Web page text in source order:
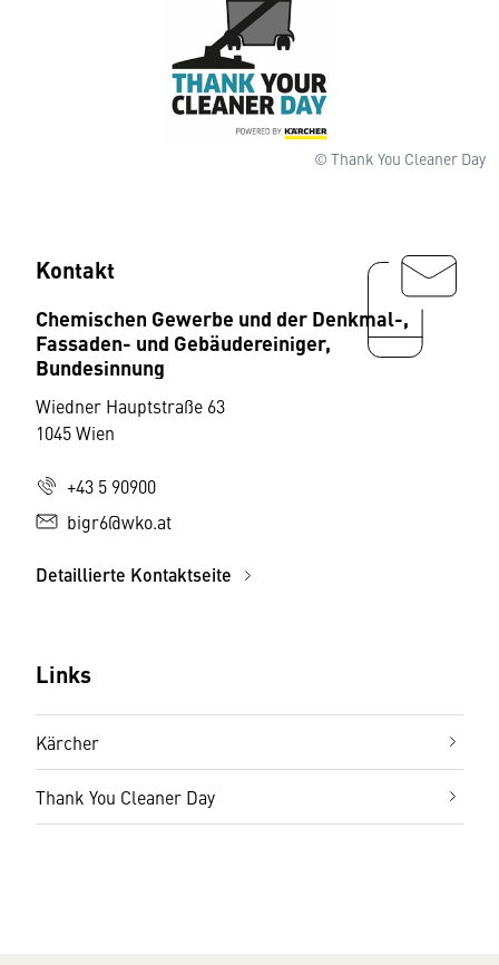
© Thank You Cleaner Day
Kontakt
Chemischen Gewerbe und der Denkmal-,
Fassaden- und Gebäudereiniger,
Bundesinnung
Wiedner Hauptstraße 63
1045 Wien
+43 5 90900
bigr6@wko.at
Detaillierte Kontaktseite
Links
Kärcher
Thank You Cleaner Day